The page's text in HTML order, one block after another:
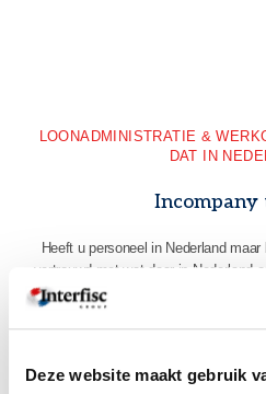
Deze website maakt gebruik
LOONADMINISTRATIE &
DAT IN
Incompany
Heeft u personeel in Nederland
vertrouwd met wat daar in Nederland
komt kijken? Volg dan deze training
verplichtingen rondom